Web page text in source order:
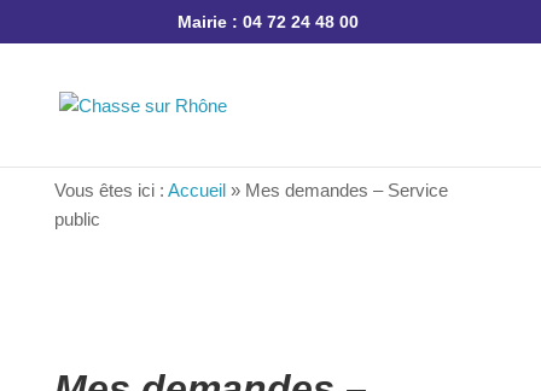
Mairie : 04 72 24 48 00
Vous êtes ici :Accueil»Mes demandes – Service
public